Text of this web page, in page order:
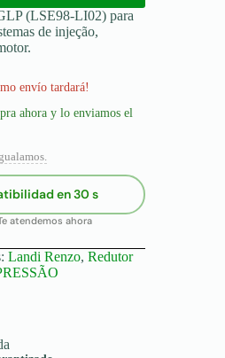
(LSE98-LI02) para
de injeção,
envío tardará!
ahora y lo enviamos el
en 30 s
atendemos ahora
Landi Renzo, Redutor